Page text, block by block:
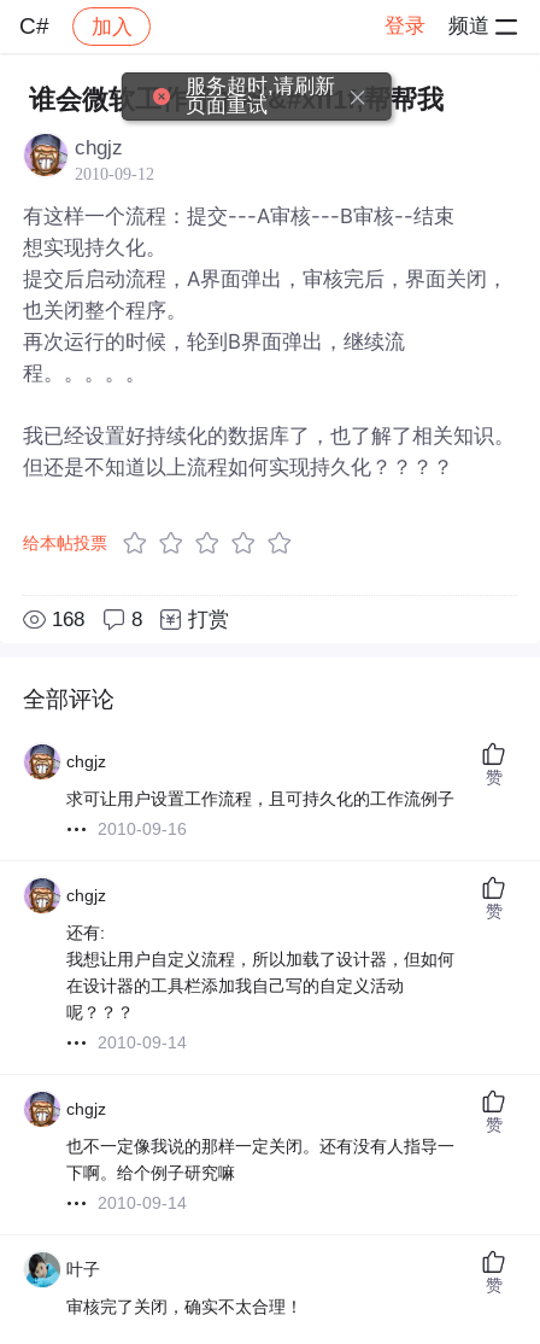
C# 加入 登录 频道
社区 C# 帖子详情
谁会微软工作流的呀&#xff1f;帮帮我
chgjz
2010-09-12
有这样一个流程：提交---A审核---B审核--结束
想实现持久化。
提交后启动流程，A界面弹出，审核完后，界面关闭，
也关闭整个程序。
再次运行的时候，轮到B界面弹出，继续流
程。。。。。
我已经设置好持续化的数据库了，也了解了相关知识。
但还是不知道以上流程如何实现持久化？？？？
给本帖投票
168 8 打赏
全部评论
chgjz
求可让用户设置工作流程，且可持久化的工作流例子
2010-09-16
赞
chgjz
还有:
我想让用户自定义流程，所以加载了设计器，但如何
在设计器的工具栏添加我自己写的自定义活动
呢？？？
2010-09-14
赞
chgjz
也不一定像我说的那样一定关闭。还有没有人指导一
下啊。给个例子研究嘛
2010-09-14
赞
叶子
审核完了关闭，确实不太合理！
赞
服务超时,请刷新
页面重试